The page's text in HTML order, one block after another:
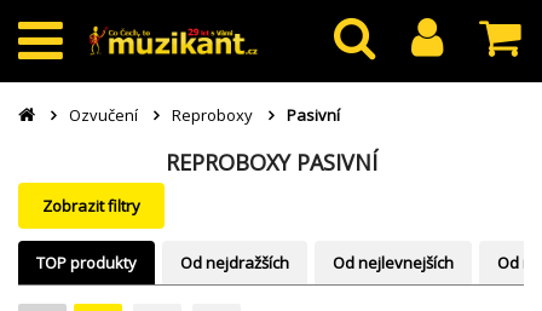
Ozvučení Reproboxy Pasivní
REPROBOXY PASIVNÍ
Zobrazit filtry
TOP produkty Od nejdražších Od nejlevnejších Od